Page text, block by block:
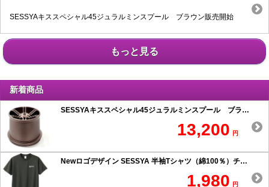
SESSYAキススペシャル45ジュラルミンスプール ブラウン販売開始
もっと見る
新着商品
SESSYAキススペシャル45ジュラルミンスプール ブラウン
13,200 円
Newロゴデザイン SESSYA 半袖Tシャツ（綿100％）チャコール
1,980 円